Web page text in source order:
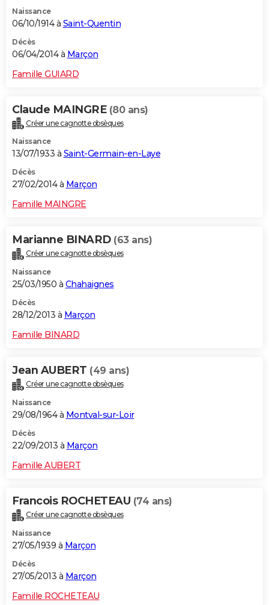
Naissance
06/10/1914 à Saint-Quentin
Décès
06/04/2014 à Marçon
Famille GUIARD
Claude MAINGRE (80 ans)
Créer une cagnotte obsèques
Naissance
13/07/1933 à Saint-Germain-en-Laye
Décès
27/02/2014 à Marçon
Famille MAINGRE
Marianne BINARD (63 ans)
Créer une cagnotte obsèques
Naissance
25/03/1950 à Chahaignes
Décès
28/12/2013 à Marçon
Famille BINARD
Jean AUBERT (49 ans)
Créer une cagnotte obsèques
Naissance
29/08/1964 à Montval-sur-Loir
Décès
22/09/2013 à Marçon
Famille AUBERT
Francois ROCHETEAU (74 ans)
Créer une cagnotte obsèques
Naissance
27/05/1939 à Marçon
Décès
27/05/2013 à Marçon
Famille ROCHETEAU